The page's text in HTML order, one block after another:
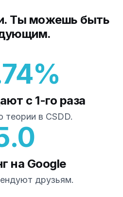
Ты можешь быть
с 1-го раза
теории в CSDD.
на Google
друзьям.